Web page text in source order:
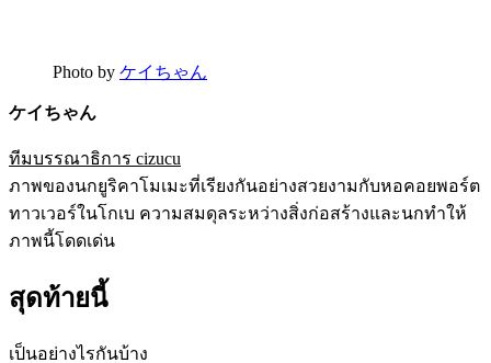
Photo by ケイちゃん
ケイちゃん
ทีมบรรณาธิการ cizucu
ภาพของนกยูริคาโมเมะที่เรียงกันอย่างสวยงามกับหอคอยพอร์ต
ทาวเวอร์ในโกเบ ความสมดุลระหว่างสิ่งก่อสร้างและนกทำให้
ภาพนี้โดดเด่น
สุดท้ายนี้
เป็นอย่างไรกันบ้าง